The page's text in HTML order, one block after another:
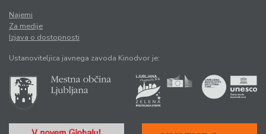
Najemi
Za medije
Izjava o dostopnosti
Ustanoviteljica javnega zavoda Kinodvor je: